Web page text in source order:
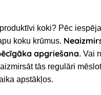
koki? Pēc
koku krūmus.
apgriešana. Vai
tās regulāri
apstākļos.